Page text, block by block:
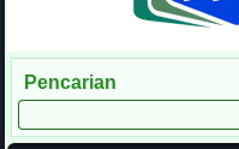
Pencarian